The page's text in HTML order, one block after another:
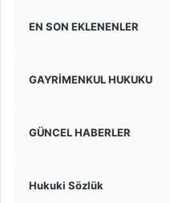
EN SON EKLENENLER
GAYRİMENKUL HUKUKU
GÜNCEL HABERLER
Hukuki Sözlük